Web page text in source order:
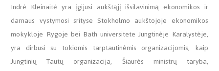
Indrė Kleinaitė yra įgijusi aukštąjį išsilavinimą ekonomikos ir
darnaus vystymosi srityse Stokholmo aukštojoje ekonomikos
mokykloje Rygoje bei Bath universitete Jungtinėje Karalystėje,
yra dirbusi su tokiomis tarptautinėmis organizacijomis, kaip
Jungtinių Tautų organizacija, Šiaurės ministrų taryba,